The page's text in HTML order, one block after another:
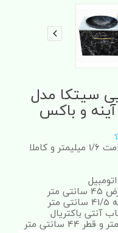
سیتکا مدل
کابینت از ورق pvc درجه یک با ضخامت 1/6 میلیمتر و کاملا
آنتی باکتریال